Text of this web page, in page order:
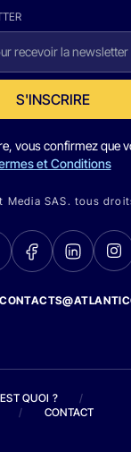
S'INSCRIRE
vous confirmez que
et Conditions
Media SAS. tous
QUOI ?
/
/ CONTACT